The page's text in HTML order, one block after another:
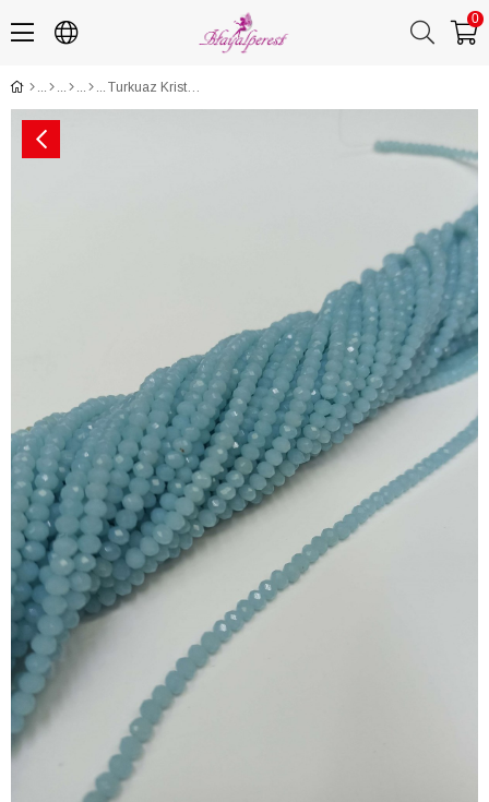
0
Turkuaz Kristal Boncuk 4 mm